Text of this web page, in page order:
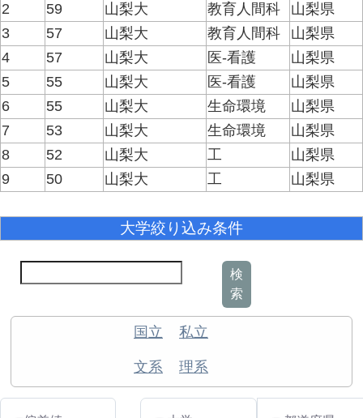
2
59 山梨大 教育人間科
山梨県
3
57 山梨大 教育人間科
山梨県
4
57 山梨大 医-看護
山梨県
5
55 山梨大 医-看護
山梨県
6
55 山梨大 生命環境
山梨県
7
53 山梨大 生命環境
山梨県
8
52 山梨大 工
山梨県
9
50 山梨大 工 山梨県
大学絞り込み条件
検
索
国立 私立
文系 理系